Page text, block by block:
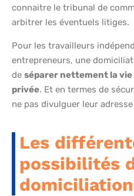
connaitre le tribunal de
arbitrer les éventuels litiges.
Pour les travailleurs
entrepreneurs, une
de séparer nettement la
privée. Et en termes de
ne pas divulguer leur
Les
possibilités
domiciliation